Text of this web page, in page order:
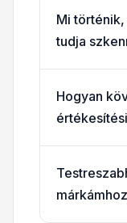
Mi
tudja
Hogyan